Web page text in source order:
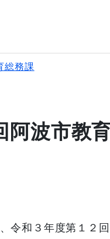
総務課
阿波市教
令和３年度第１２